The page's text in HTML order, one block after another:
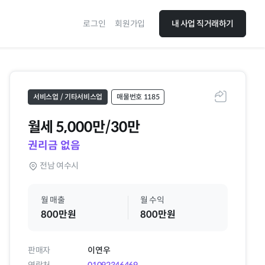
로그인 회원가입 내 사업 직거래하기
공유하기
서비스업 / 기타서비스업 매물번호 1185
월세 5,000만/30만
권리금 없음
전남 여수시
월 매출
800만원
월 수익
800만원
판매자
이연우